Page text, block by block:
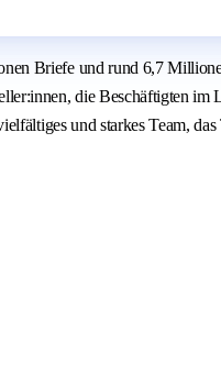
Briefe und rund 6,7
die Beschäftigten
und starkes Team,